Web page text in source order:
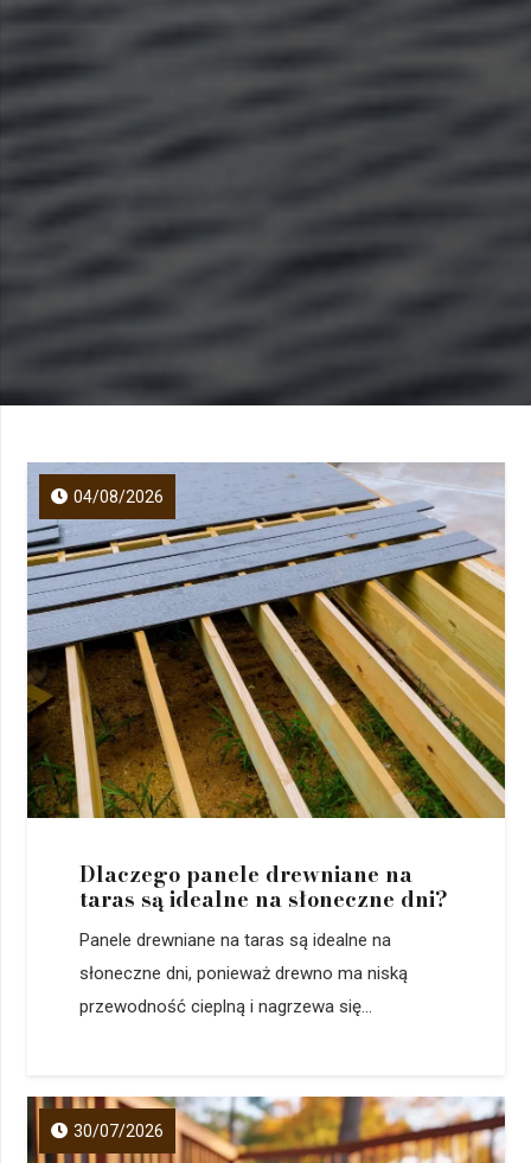
04/08/2026
Dlaczego panele drewniane na
taras są idealne na słoneczne dni?
Panele drewniane na taras są idealne na
słoneczne dni, ponieważ drewno ma niską
przewodność cieplną i nagrzewa się...
30/07/2026